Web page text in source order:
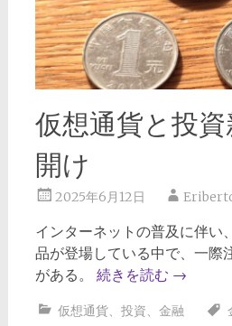
仮想通貨と投
開け
2025年6月12日
インターネットの普及に伴い
品が登場している中で、一際
がある。 続きを読む →
仮想通貨、 投資、 金融